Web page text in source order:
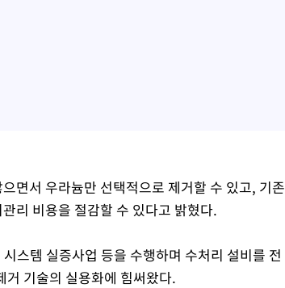
면서 우라늄만 선택적으로 제거할 수 있고, 기존
리 비용을 절감할 수 있다고 밝혔다.
스템 실증사업 등을 수행하며 수처리 설비를 전
기술의 실용화에 힘써왔다.